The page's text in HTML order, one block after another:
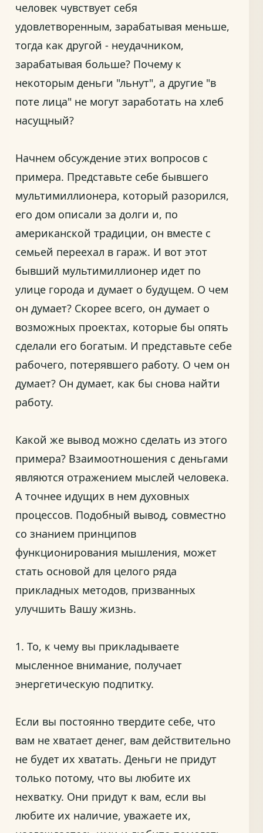
человек чувствует себя
удовлетворенным, зарабатывая меньше,
тогда как другой - неудачником,
зарабатывая больше? Почему к
некоторым деньги "льнут", а другие "в
поте лица" не могут заработать на хлеб
насущный?
Начнем обсуждение этих вопросов с
примера. Представьте себе бывшего
мультимиллионера, который разорился,
его дом описали за долги и, по
американской традиции, он вместе с
семьей переехал в гараж. И вот этот
бывший мультимиллионер идет по
улице города и думает о будущем. О чем
он думает? Скорее всего, он думает о
возможных проектах, которые бы опять
сделали его богатым. И представьте себе
рабочего, потерявшего работу. О чем он
думает? Он думает, как бы снова найти
работу.
Какой же вывод можно сделать из этого
примера? Взаимоотношения с деньгами
являются отражением мыслей человека.
А точнее идущих в нем духовных
процессов. Подобный вывод, совместно
со знанием принципов
функционирования мышления, может
стать основой для целого ряда
прикладных методов, призванных
улучшить Вашу жизнь.
1. То, к чему вы прикладываете
мысленное внимание, получает
энергетическую подпитку.
Если вы постоянно твердите себе, что
вам не хватает денег, вам действительно
не будет их хватать. Деньги не придут
только потому, что вы любите их
нехватку. Они придут к вам, если вы
любите их наличие, уважаете их,